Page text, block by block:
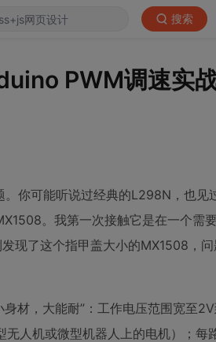
搜索
PWM调速实
你可能听说过经典的L298N，也见
。我第一次接触它是在一个需
现了这个指甲盖大小的MX1508，
材，大能耐”：工作电压范围宽至
人机或微型机器人上的电机）；每